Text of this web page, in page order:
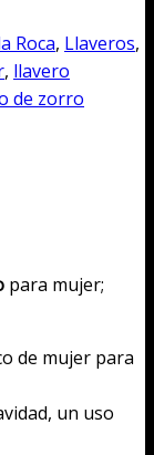
Roca, Llaveros,
, llavero
de zorro
para mujer;
de mujer para
un uso